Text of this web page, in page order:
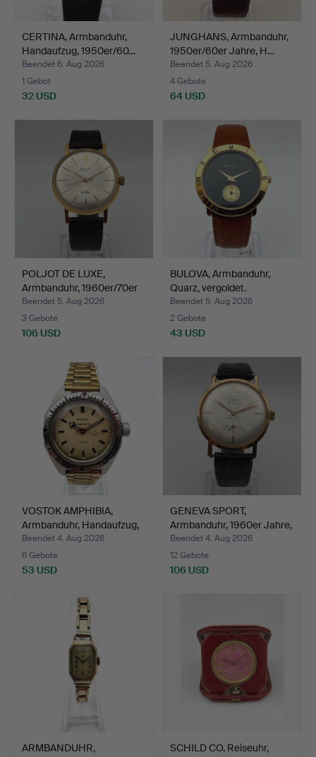
CERTINA, Armbanduhr,
Handaufzug, 1950er/60…
Beendet 6. Aug 2026
1 Gebot
32 USD
JUNGHANS, Armbanduhr,
1950er/60er Jahre, H…
Beendet 5. Aug 2026
4 Gebote
64 USD
POLJOT DE LUXE,
Armbanduhr, 1960er/70er
Ja…
Beendet 5. Aug 2026
3 Gebote
106 USD
BULOVA, Armbanduhr,
Quarz, vergoldet.
Beendet 5. Aug 2026
2 Gebote
43 USD
VOSTOK AMPHIBIA,
Armbanduhr, Handaufzug,
S…
Beendet 4. Aug 2026
6 Gebote
53 USD
GENEVA SPORT,
Armbanduhr, 1960er Jahre,
Ha…
Beendet 4. Aug 2026
12 Gebote
106 USD
ARMBANDUHR,
SCHILD CO, Reiseuhr,